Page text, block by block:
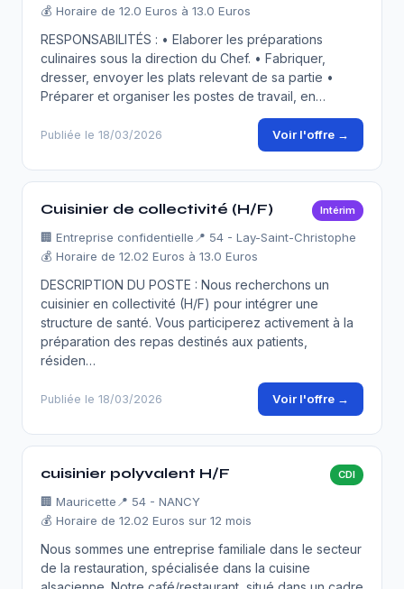
💰 Horaire de 12.0 Euros à 13.0 Euros
RESPONSABILITÉS : • Elaborer les préparations
culinaires sous la direction du Chef. • Fabriquer,
dresser, envoyer les plats relevant de sa partie •
Préparer et organiser les postes de travail, en…
Publiée le 18/03/2026 Voir l'offre →
Cuisinier de collectivité (H/F) Intérim
🏢 Entreprise confidentielle 📍 54 - Lay-Saint-Christophe
💰 Horaire de 12.02 Euros à 13.0 Euros
DESCRIPTION DU POSTE : Nous recherchons un
cuisinier en collectivité (H/F) pour intégrer une
structure de santé. Vous participerez activement à la
préparation des repas destinés aux patients,
résiden…
Publiée le 18/03/2026 Voir l'offre →
cuisinier polyvalent H/F CDI
🏢 Mauricette 📍 54 - NANCY
💰 Horaire de 12.02 Euros sur 12 mois
Nous sommes une entreprise familiale dans le secteur
de la restauration, spécialisée dans la cuisine